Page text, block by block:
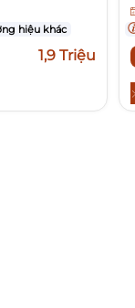
hiệu khác
1,9 Triệu